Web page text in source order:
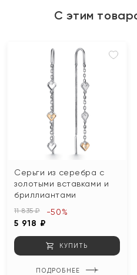
С этим
Серьги из серебра с
золотыми вставками и
бриллиантами
11 835 ₽
5 918 ₽
-50%
КУПИТЬ
ПОДРОБНЕЕ